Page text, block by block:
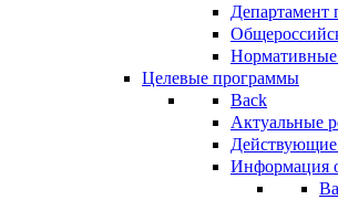
Департамент
Целевые программы
Back
Актуальные
Информация